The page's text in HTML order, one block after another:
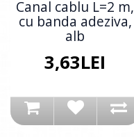
Canal cablu L=2 m,
cu banda adeziva,
alb
3,63LEI